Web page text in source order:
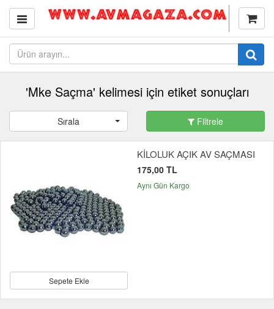
'Mke Saçma' kelimesi için etiket sonuçları
Sırala Filtrele
Sepete Ekle
KİLOLUK AÇIK AV SAÇMASI
175,00 TL
Aynı Gün Kargo